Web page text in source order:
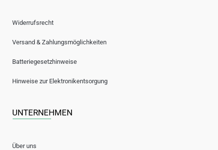
Widerrufsrecht
Versand & Zahlungsmöglichkeiten
Batteriegesetzhinweise
Hinweise zur Elektronikentsorgung
UNTERNEHMEN
Über uns